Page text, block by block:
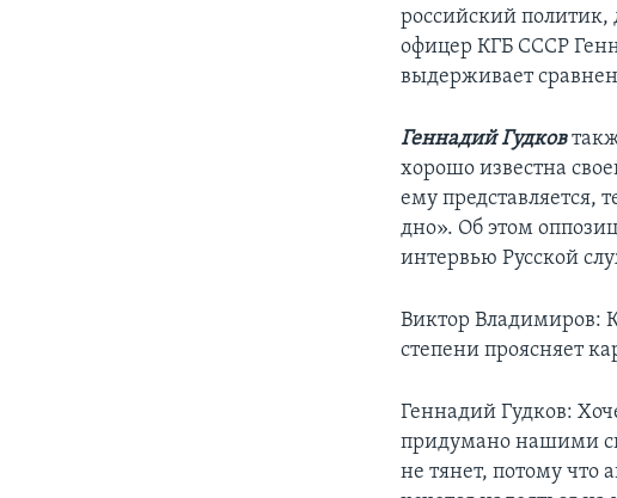
российский политик,
офицер КГБ CCСР
выдерживает
Геннадий Гудков
хорошо известна
ему представляется,
дно». Об этом
интервью Русской
Виктор Владимиров:
степени проясняет
Геннадий Гудков:
придумано нашими
не тянет, потому